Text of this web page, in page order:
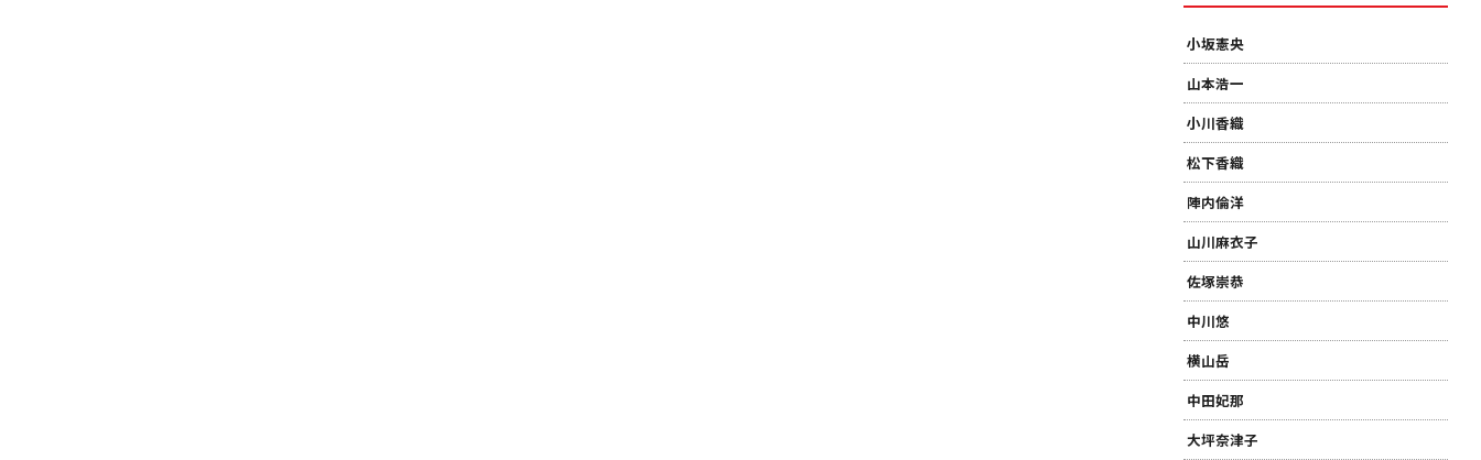
小坂憲央
山本浩一
小川香織
松下香織
陣内倫洋
山川麻衣子
佐塚崇恭
中川悠
横山岳
中田妃那
大坪奈津子